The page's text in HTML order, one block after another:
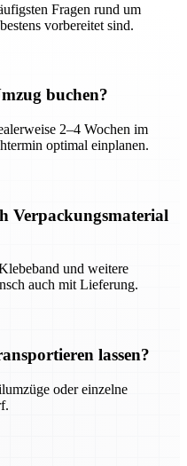
Fragen rund um
vorbereitet sind.
buchen?
2–4 Wochen im
optimal einplanen.
Verpackungsmaterial
und weitere
auch mit Lieferung.
lassen?
oder einzelne